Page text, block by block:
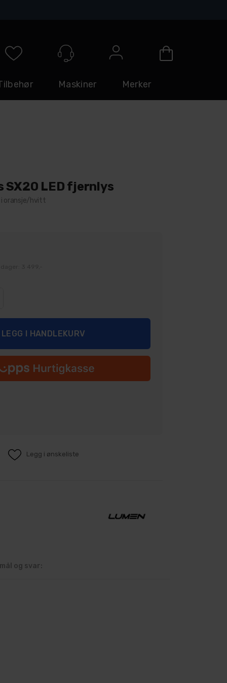
Maskiner Merker
SX20 LED fjernlys
i oransje/hvitt
Legg i ønskeliste
og svar: